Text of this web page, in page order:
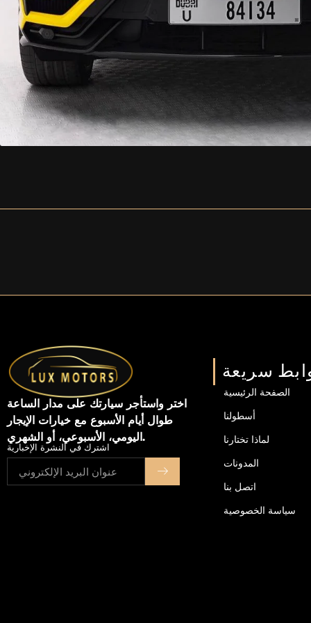
اختر واستأجر سيارتك على مدار الساعة
طوال أيام الأسبوع مع خيارات الإيجار
اليومي، الأسبوعي، أو الشهري.
اشترك في النشرة الإخبارية
سريعة
الصفحة الرئيسية
أسطولنا
لماذا تختارنا
المدونات
اتصل بنا
سياسة الخصوصية